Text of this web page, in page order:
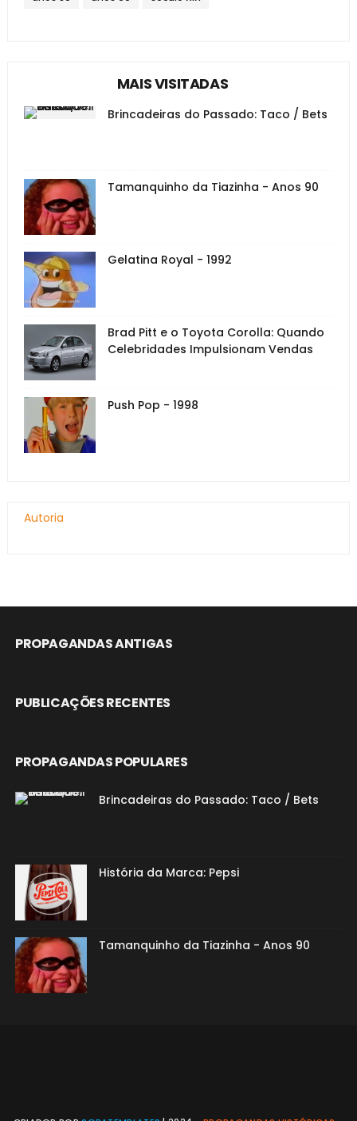
MAIS VISITADAS
Brincadeiras do Passado: Taco / Bets
Tamanquinho da Tiazinha - Anos 90
Gelatina Royal - 1992
Brad Pitt e o Toyota Corolla: Quando
Celebridades Impulsionam Vendas
Push Pop - 1998
Autoria
PROPAGANDAS ANTIGAS
PUBLICAÇÕES RECENTES
PROPAGANDAS POPULARES
Brincadeiras do Passado: Taco / Bets
História da Marca: Pepsi
Tamanquinho da Tiazinha - Anos 90